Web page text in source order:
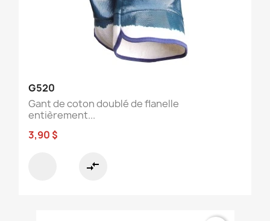
G520
Gant de coton doublé de flanelle
entièrement...
3,90 $
compare_arrows